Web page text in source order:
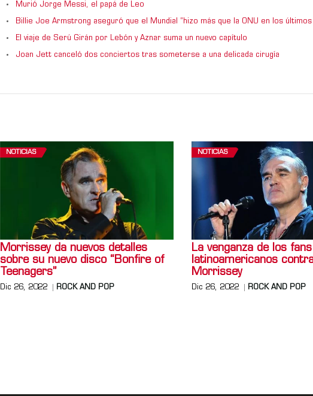
Murió Jorge Messi, el papá de Leo
Billie Joe Armstrong aseguró que el Mundial “hizo más que la ONU en los últimos
El viaje de Serú Girán por Lebón y Aznar suma un nuevo capítulo
Joan Jett canceló dos conciertos tras someterse a una delicada cirugía
NOTICIAS
Morrissey da nuevos detalles
sobre su nuevo disco “Bonfire of
Teenagers”
Dic 26, 2022 ROCK AND POP
NOTICIAS
La venganza de los fans
latinoamericanos
Morrissey
Dic 26, 2022 ROCK AND POP